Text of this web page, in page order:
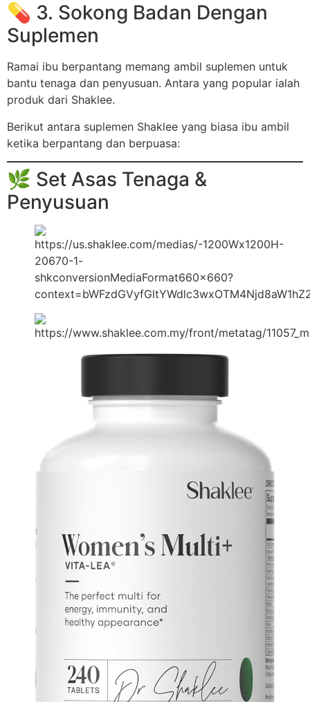
💊 3. Sokong Badan Dengan
Suplemen
Ramai ibu berpantang memang ambil suplemen untuk
bantu tenaga dan penyusuan. Antara yang popular ialah
produk dari Shaklee.
Berikut antara suplemen Shaklee yang biasa ibu ambil
ketika berpantang dan berpuasa:
🌿 Set Asas Tenaga &
Penyusuan